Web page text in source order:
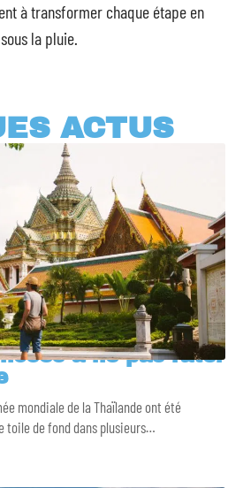
à transformer chaque étape en
la pluie.
ACTUS
à ne pas rater
mondiale de la Thaïlande ont été
toile de fond dans plusieurs…